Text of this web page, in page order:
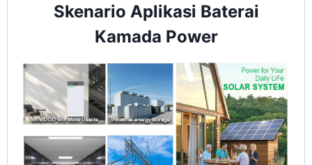
Skenario Aplikasi Baterai
Kamada Power